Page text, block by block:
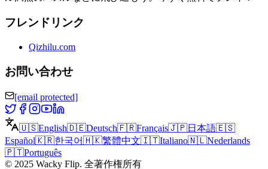
フレンドリンク
Qizhilu.com
お問い合わせ
[email protected]
🇺🇸English🇩🇪Deutsch🇫🇷Français🇯🇵日本語🇪🇸
Español🇰🇷한국어🇭🇰繁體中文🇮🇹Italiano🇳🇱Nederlands
🇵🇹Português
© 2025 Wacky Flip. 全著作権所有